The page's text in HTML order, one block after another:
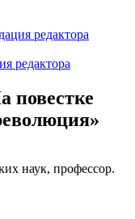
редактора
редактора
повестке
наук, профессор.